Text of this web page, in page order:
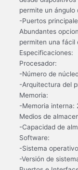
permite un ángulo
-Puertos
Abundantes
permiten una fácil
Especificaciones:
Procesador:
-Número de
-Arquitectura del
Memoria:
-Memoria interna:
Medios de
-Capacidad de
Software:
-Sistema
-Versión de